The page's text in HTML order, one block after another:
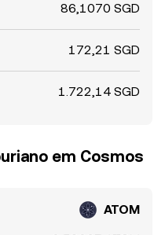
86,1070 SGD
172,21 SGD
1.722,14 SGD
em Cosmos
ATOM